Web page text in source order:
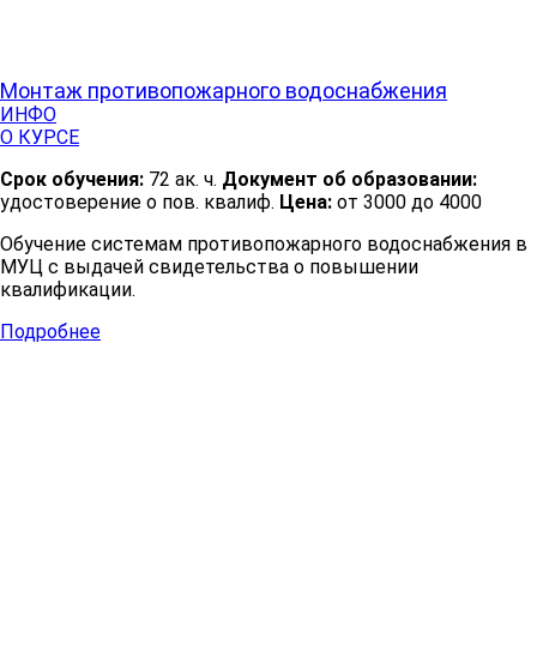
Монтаж противопожарного водоснабжения
ИНФО
О КУРСЕ
Срок обучения: 72 ак. ч. Документ об образовании:
удостоверение о пов. квалиф. Цена: от 3000 до 4000
Обучение системам противопожарного водоснабжения в
МУЦ с выдачей свидетельства о повышении
квалификации.
Подробнее